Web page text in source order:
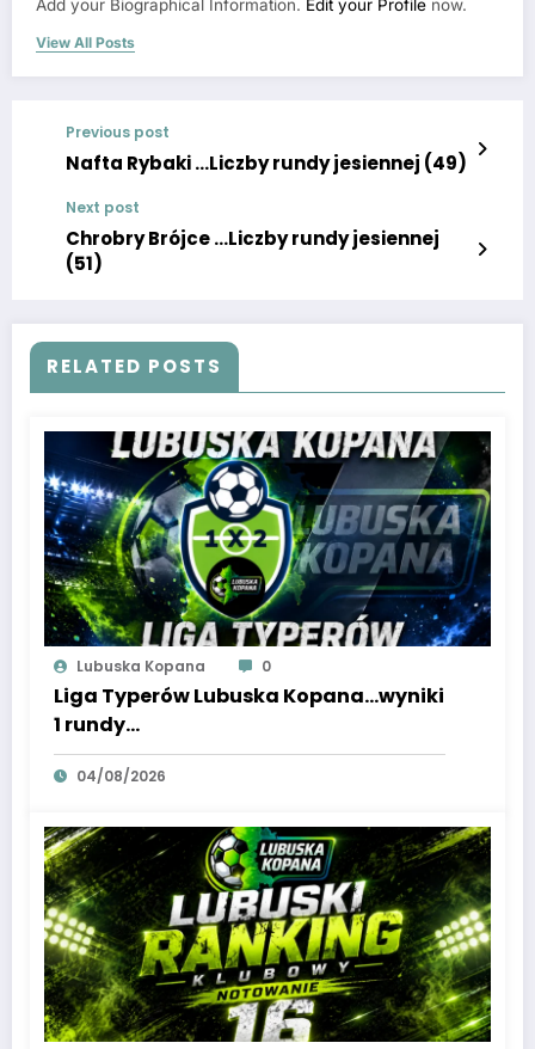
Add your Biographical Information. Edit your Profile now.
View All Posts
Previous post
Nafta Rybaki …Liczby rundy jesiennej (49)
Next post
Chrobry Brójce …Liczby rundy jesiennej
(51)
RELATED POSTS
Lubuska Kopana 0
Liga Typerów Lubuska Kopana…wyniki
1 rundy…
04/08/2026